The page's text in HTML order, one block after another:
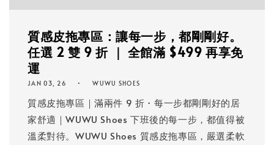
質感皮拖專區：讓每一步，都剛剛好。
任選 2 雙 9 折 ｜ 全館滿 $499 再享免
運
JAN 03, 26 WUWU SHOES
質感皮拖專區｜滿兩件 9 折・每一步都剛剛好的居
家舒適｜WUWU Shoes 下班後的每一步，都值得被
溫柔對待。WUWU Shoes 質感皮拖專區，嚴選柔軟